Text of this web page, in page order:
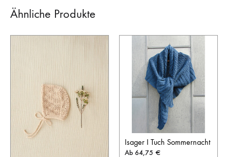
Ähnliche Produkte
Isager I Tuch Sommernacht
Ab 64,75 €